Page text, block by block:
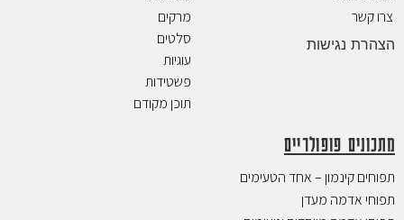
צרו קשר
הצהרת נגישות
מרקים
סלטים
עוגיות
פשטידות
תוכן מקודם
מתכונים פופולריים
תפוחים קינמון – אחד הטעימים
תפוחי אדמה מעדן